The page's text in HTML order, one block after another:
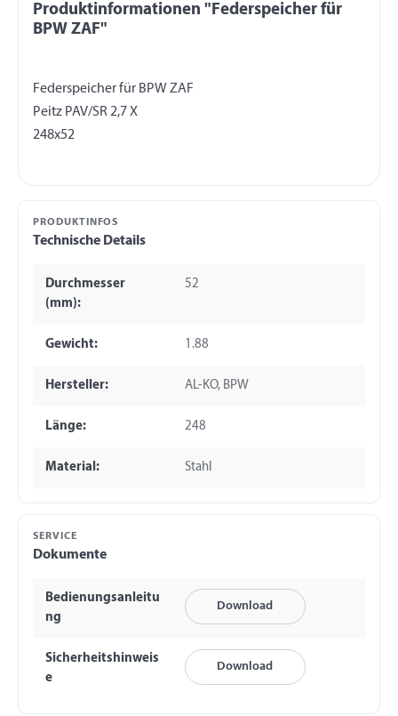
Produktinformationen "Federspeicher für
BPW ZAF"
Federspeicher für BPW ZAF
Peitz PAV/SR 2,7 X
PRODUKTINFOS
Technische Details
Durchmesser
(mm):
52
Gewicht: 1.88
Hersteller: AL-KO, BPW
Länge: 248
Material: Stahl
SERVICE
Dokumente
Bedienungsanleitu
ng
Download
Sicherheitshinweis
e
Download